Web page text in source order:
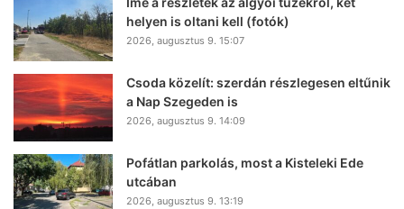
helyen is oltani kell (fotók)
2026, augusztus 9. 15:07
Csoda közelít: szerdán részlegesen eltűnik
a Nap Szegeden is
2026, augusztus 9. 14:09
Pofátlan parkolás, most a Kisteleki Ede
utcában
2026, augusztus 9. 13:19